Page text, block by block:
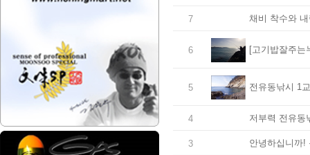
7 채비 착수와
6 [고기밥잘주는
5 전유동낚시 1
4 저부력 전유동
3 안녕하십니까!